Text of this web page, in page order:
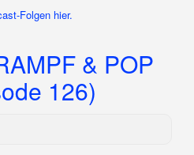
Folgen hier.
& POP
126)